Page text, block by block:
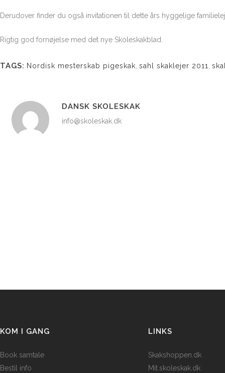
Derudover finder du også invitationen til dette års hyggelige
Rigtig god fornøjelse med det nye Skoleskakblad.
TAGS: Nordisk mesterskab pigeskak sahl skaklejer 2011
DANSK SKOLESKAK
info@skoleskak.dk
KOM I GANG
Book samtale
Bestil info
LINKS
Skakshoppen.dk
Mit.skoleskak.dk